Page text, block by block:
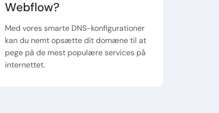
Webflow?
Med vores smarte DNS-konfigurationer
kan du nemt opsætte dit domæne til at
pege på de mest populære services på
internettet.